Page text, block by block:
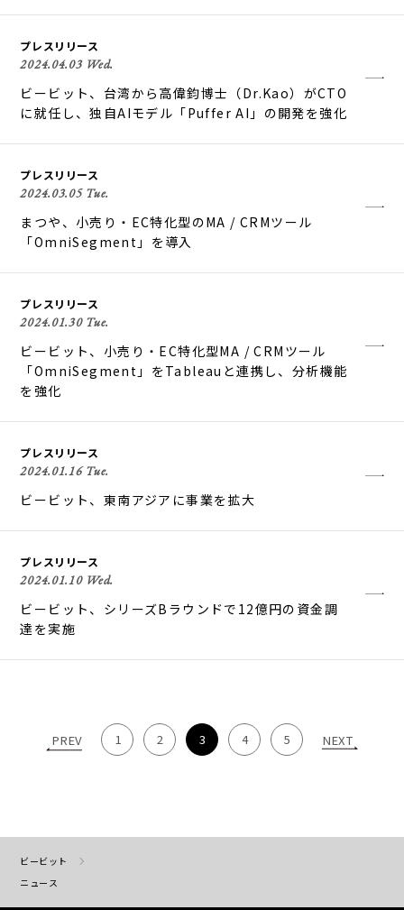
プレスリリース
2024.04.03 Wed.
ビービット、台湾から高偉鈞博士（Dr.Kao）がCTO
に就任し、独自AIモデル「Puffer AI」の開発を強化
プレスリリース
2024.03.05 Tue.
まつや、小売り・EC特化型のMA / CRMツール
「OmniSegment」を導入
プレスリリース
2024.01.30 Tue.
ビービット、小売り・EC特化型MA / CRMツール
「OmniSegment」をTableauと連携し、分析機能
を強化
プレスリリース
2024.01.16 Tue.
ビービット、東南アジアに事業を拡大
プレスリリース
2024.01.10 Wed.
ビービット、シリーズBラウンドで12億円の資金調
達を実施
PREV 1 2 3 4 5 NEXT
ビービット
ニュース